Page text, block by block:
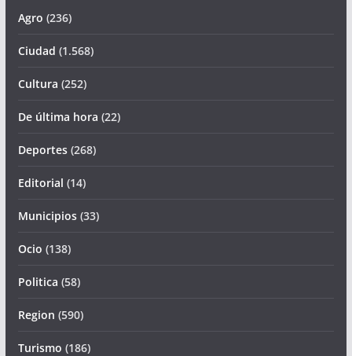
Agro (236)
Ciudad (1.568)
Cultura (252)
De última hora (22)
Deportes(268)
Editorial (14)
Municipios(33)
Ocio (138)
Politica (58)
Region (590)
Turismo (186)